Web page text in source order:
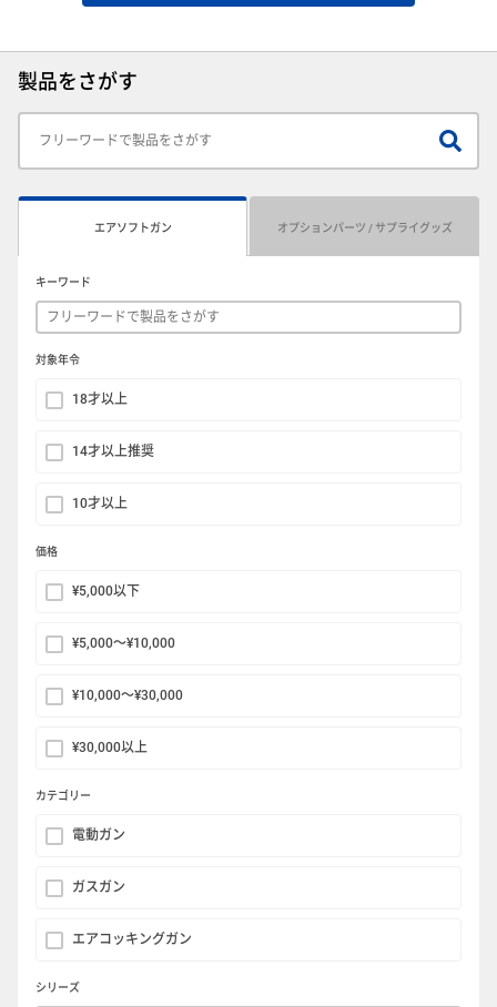
製品をさがす
エアソフトガン
キーワード
対象年令
18才以上
14才以上推奨
10才以上
価格
¥5,000以下
¥5,000〜¥10,000
¥10,000〜¥30,000
¥30,000以上
カテゴリー
電動ガン
ガスガン
エアコッキングガン
シリーズ
オプションパーツ / サプライグッズ